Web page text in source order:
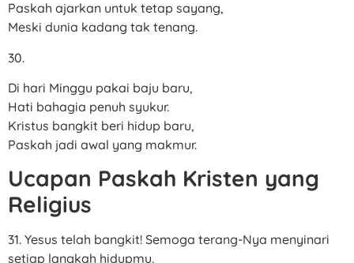
Paskah ajarkan untuk tetap sayang,
Meski dunia kadang tak tenang.
30.
Di hari Minggu pakai baju baru,
Hati bahagia penuh syukur.
Kristus bangkit beri hidup baru,
Paskah jadi awal yang makmur.
Ucapan Paskah Kristen yang
Religius
31. Yesus telah bangkit! Semoga terang-Nya menyinari
setiap langkah hidupmu.